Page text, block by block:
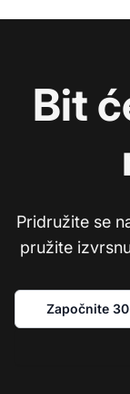
Bit
Pridružite se
pružite
Započnite